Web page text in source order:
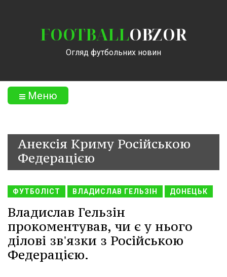
FOOTBALLOBZOR
Огляд футбольних новин
Меню
Анексія Криму Російською
Федерацією
ФУТБОЛІСТ ВЛАДИСЛАВ ГЕЛЬЗІН ДОНЕЦЬК
Владислав Гельзін
прокоментував, чи є у нього
ділові зв'язки з Російською
Федерацією.